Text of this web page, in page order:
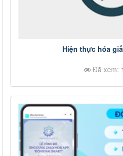
Hiện thực hóa
Đã xem: